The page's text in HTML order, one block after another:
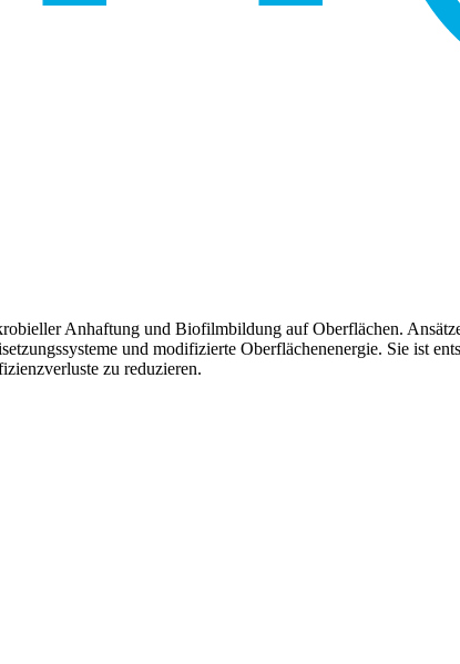
Anhaftung und Biofilmbildung auf Oberflächen.
und modifizierte Oberflächenenergie. Sie ist
zu reduzieren.